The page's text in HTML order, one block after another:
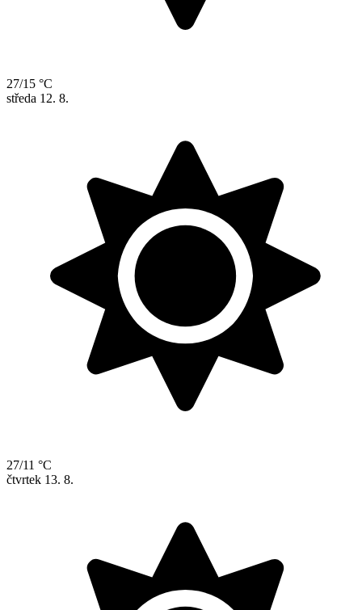
27/15 °C
středa 12. 8.
27/11 °C
čtvrtek 13. 8.